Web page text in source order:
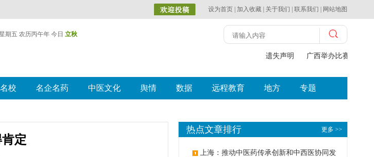
设为首页 加入收藏 关于我们 联系我们 网站地图
期五 农历丙午年 今日 立秋
遗失声明 广西举办比赛探索
校 名企名药 中医文化 舆情 数据 远程教育 地方 专题
定
更多 >>
热点文章排行
上海：推动中医药传承创新和中西医协同发